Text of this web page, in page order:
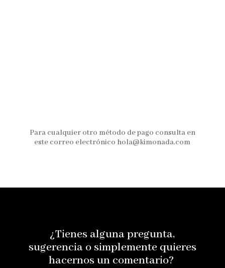
Para cualquier otro método de pago consulta en
este correo electrónico hola@kimonada.com
¿Tienes alguna pregunta,
sugerencia o simplemente quieres
hacernos un comentario?